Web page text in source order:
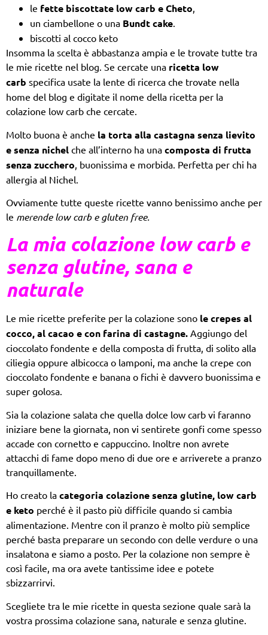
le fette biscottate low carb e Cheto,
un ciambellone o una Bundt cake.
biscotti al cocco keto
Insomma la scelta è abbastanza ampia e le trovate tutte tra
le mie ricette nel blog. Se cercate una ricetta low
carb specifica usate la lente di ricerca che trovate nella
home del blog e digitate il nome della ricetta per la
colazione low carb che cercate.
Molto buona è anche la torta alla castagna senza lievito
e senza nichel che all’interno ha una composta di frutta
senza zucchero , buonissima e morbida. Perfetta per chi ha
allergia al Nichel.
Ovviamente tutte queste ricette vanno benissimo anche per
le merende low carb e gluten free.
La mia colazione low carb e
senza glutine, sana e
naturale
Le mie ricette preferite per la colazione sono le crepes al
cocco, al cacao e con farina di castagne. Aggiungo del
cioccolato fondente e della composta di frutta, di solito alla
ciliegia oppure albicocca o lamponi, ma anche la crepe con
cioccolato fondente e banana o fichi è davvero buonissima e
super golosa.
Sia la colazione salata che quella dolce low carb vi faranno
iniziare bene la giornata, non vi sentirete gonfi come spesso
accade con cornetto e cappuccino. Inoltre non avrete
attacchi di fame dopo meno di due ore e arriverete a pranzo
tranquillamente.
Ho creato la categoria colazione senza glutine, low carb
e keto perché è il pasto più difficile quando si cambia
alimentazione. Mentre con il pranzo è molto più semplice
perché basta preparare un secondo con delle verdure o una
insalatona e siamo a posto. Per la colazione non sempre è
così facile, ma ora avete tantissime idee e potete
sbizzarrirvi.
Scegliete tra le mie ricette in questa sezione quale sarà la
vostra prossima colazione sana, naturale e senza glutine.